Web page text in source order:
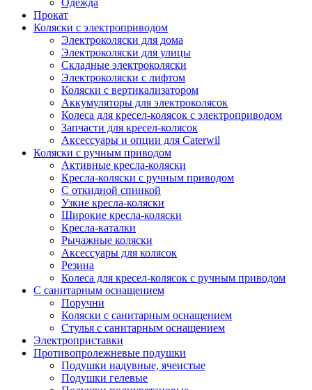
Одежда
Прокат
Коляски с электроприводом
Электроколяски для дома
Электроколяски для улицы
Складные электроколяски
Электроколяски с лифтом
Коляски с вертикализатором
Аккумуляторы для электроколясок
Колеса для кресел-колясок с электроприводом
Запчасти для кресел-колясок
Аксессуары и опции для Caterwil
Коляски с ручным приводом
Активные кресла-коляски
Кресла-коляски с ручным приводом
С откидной спинкой
Узкие кресла-коляски
Широкие кресла-коляски
Кресла-каталки
Рычажные коляски
Аксессуары для колясок
Резина
Колеса для кресел-колясок с ручным приводом
С санитарным оснащением
Поручни
Коляски с санитарным оснащением
Стулья с санитарным оснащением
Электроприставки
Противопролежневые подушки
Подушки надувные, ячеистые
Подушки гелевые